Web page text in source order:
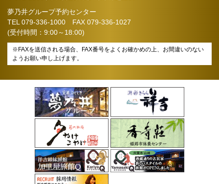
夢乃井グループ予約センター
TEL079-336-1000 FAX 079-336-1027
(受付時間：9:00～18:00)
※FAXを送信される場合、FAX番号をよくお確かめの上、お間違いのない
ようお願い申し上げます。